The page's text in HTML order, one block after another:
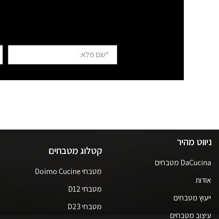
ניווט מהיר
DaCucina מטבחים
אודות
ייעוץ מטבחים
עיצוב מטבחים
קטלוג מטבחים
מטבחי Doimo Cucine
מטבחי D12
מטבחי D23